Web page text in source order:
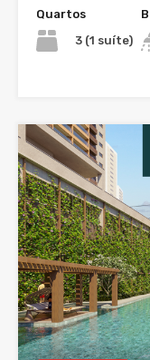
Quartos
3 (1 suíte)